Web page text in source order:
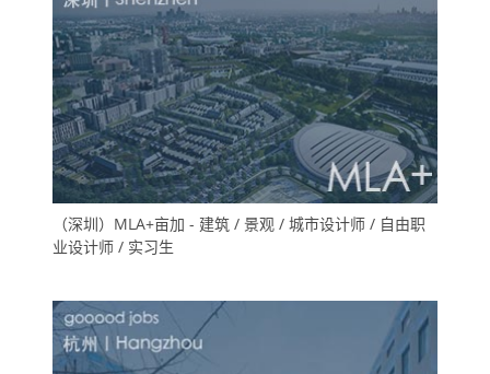
（深圳）MLA+亩加 - 建筑 / 景观 / 城市设计师 / 自由职
业设计师 / 实习生